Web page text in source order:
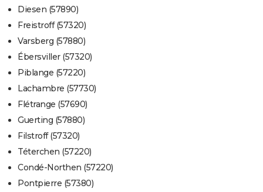
Diesen (57890)
Freistroff (57320)
Varsberg (57880)
Ébersviller (57320)
Piblange (57220)
Lachambre (57730)
Flétrange (57690)
Guerting (57880)
Filstroff (57320)
Téterchen (57220)
Condé-Northen (57220)
Pontpierre (57380)